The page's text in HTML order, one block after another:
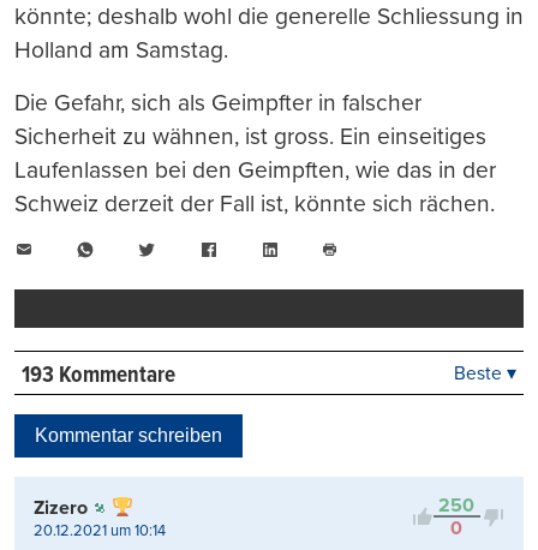
könnte; deshalb wohl die generelle Schliessung in
Holland am Samstag.
Die Gefahr, sich als Geimpfter in falscher
Sicherheit zu wähnen, ist gross. Ein einseitiges
Laufenlassen bei den Geimpften, wie das in der
Schweiz derzeit der Fall ist, könnte sich rächen.
WhatsAppTwitter FacebookLinkedIn
drucken
193 Kommentare
Kontrovers
Beste ▾
Kommentar schreiben
250
0
Zizero
20.12.2021 um 10:14